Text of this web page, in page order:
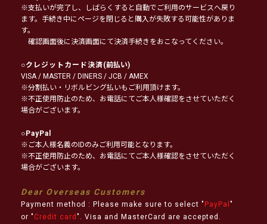
※支払いが完了し、しばらくすると自動でご利用のサービスへ戻り
ます。手続き中にページを閉じると購入が失敗する可能性がありま
す。
確認画面後に決済画面にて決済手続きをおこなってください。
○クレジットカード決済(前払い)
VISA / MASTER / DINERS / JCB / AMEX
※分割払い・リボルビング払いもご利用頂けます。
※不正使用防止のため、お電話にてご本人様確認をさせていただく
場合がございます。
○PayPal
※ご本人様名義のIDのみご利用可能となります。
※不正使用防止のため、お電話にてご本人様確認をさせていただく
場合がございます。
Dear Overseas Customers
Payment method : Please make sure to select " PayPal "
or " Credit card ". Visa and MasterCard are accepted.